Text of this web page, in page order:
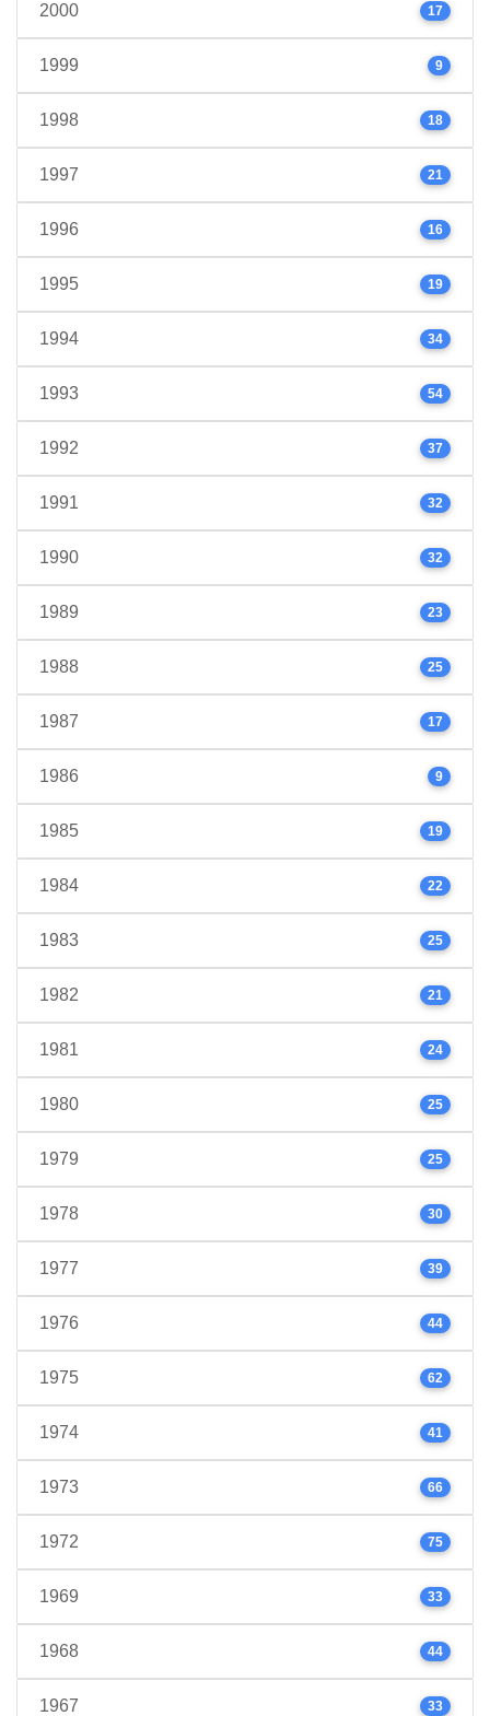
2000 17
1999 9
1998 18
1997 21
1996 16
1995 19
1994 34
1993 54
1992 37
1991 32
1990 32
1989 23
1988 25
1987 17
1986 9
1985 19
1984 22
1983 25
1982 21
1981 24
1980 25
1979 25
1978 30
1977 39
1976 44
1975 62
1974 41
1973 66
1972 75
1969 33
1968 44
1967 33